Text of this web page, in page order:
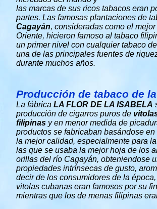
las marcas de sus ricos tabacos eran
partes. Las famosas plantaciones de
Cagayán, consideradas como el
Oriente, hicieron famoso al tabaco
un primer nivel con cualquier tabaco
una de las principales fuentes de
durante muchos años.
Producción de tabaco de
La fábrica LA FLOR DE LA ISABELA
producción de cigarros puros de
filipinas y en menor medida de
productos se fabricaban basándose
la mejor calidad, especialmente para
las que se usaba la mejor hoja de los
orillas del río Cagayán, obteniendose
propiedades intrínsecas de gusto,
decir de los consumidores de la
vitolas cubanas eran famosos por su
mientras que los de menas filipinas